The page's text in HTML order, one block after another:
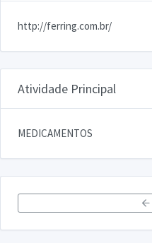
http://ferring.com.br/
Atividade Principal
MEDICAMENTOS